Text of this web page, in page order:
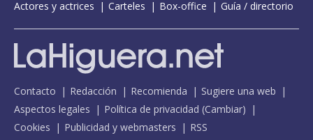
Actores y actrices
Carteles Box-office Guía / directorio
Contacto Redacción Recomienda
Sugiere una web
Aspectos legales
Política de privacidad (Cambiar)
Cookies
Publicidad y webmasters RSS